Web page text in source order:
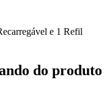
e 1 Refil
do produto